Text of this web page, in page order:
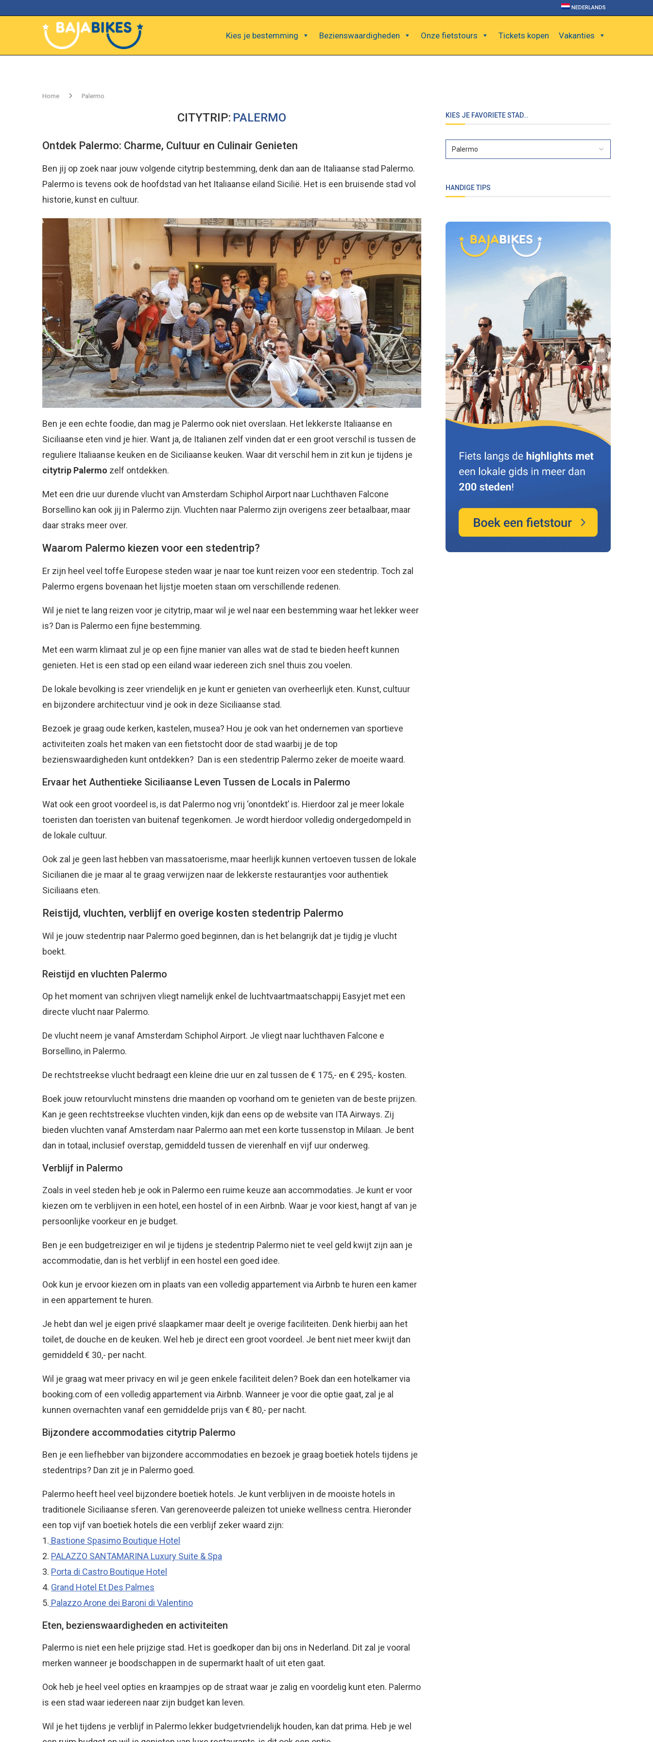
NEDERLANDS
Kies je bestemming Bezienswaardigheden Onze fietstours Tickets kopen Vakanties
Home Palermo
CITYTRIP: PALERMO
Ontdek Palermo: Charme, Cultuur en Culinair Genieten
Ben jij op zoek naar jouw volgende citytrip bestemming, denk dan aan de Italiaanse stad Palermo.
Palermo is tevens ook de hoofdstad van het Italiaanse eiland Sicilië. Het is een bruisende stad vol
historie, kunst en cultuur.
Ben je een echte foodie, dan mag je Palermo ook niet overslaan. Het lekkerste Italiaanse en
Siciliaanse eten vind je hier. Want ja, de Italianen zelf vinden dat er een groot verschil is tussen de
reguliere Italiaanse keuken en de Siciliaanse keuken. Waar dit verschil hem in zit kun je tijdens je
citytrip Palermo zelf ontdekken.
Met een drie uur durende vlucht van Amsterdam Schiphol Airport naar Luchthaven Falcone
Borsellino kan ook jij in Palermo zijn. Vluchten naar Palermo zijn overigens zeer betaalbaar, maar
daar straks meer over.
Waarom Palermo kiezen voor een stedentrip?
Er zijn heel veel toffe Europese steden waar je naar toe kunt reizen voor een stedentrip. Toch zal
Palermo ergens bovenaan het lijstje moeten staan om verschillende redenen.
Wil je niet te lang reizen voor je citytrip, maar wil je wel naar een bestemming waar het lekker weer
is? Dan is Palermo een fijne bestemming.
Met een warm klimaat zul je op een fijne manier van alles wat de stad te bieden heeft kunnen
genieten. Het is een stad op een eiland waar iedereen zich snel thuis zou voelen.
De lokale bevolking is zeer vriendelijk en je kunt er genieten van overheerlijk eten. Kunst, cultuur
en bijzondere architectuur vind je ook in deze Siciliaanse stad.
Bezoek je graag oude kerken, kastelen, musea? Hou je ook van het ondernemen van sportieve
activiteiten zoals het maken van een fietstocht door de stad waarbij je de top
bezienswaardigheden kunt ontdekken? Dan is een stedentrip Palermo zeker de moeite waard.
Ervaar het Authentieke Siciliaanse Leven Tussen de Locals in Palermo
Wat ook een groot voordeel is, is dat Palermo nog vrij ‘onontdekt’ is. Hierdoor zal je meer lokale
toeristen dan toeristen van buitenaf tegenkomen. Je wordt hierdoor volledig ondergedompeld in
de lokale cultuur.
Ook zal je geen last hebben van massatoerisme, maar heerlijk kunnen vertoeven tussen de lokale
Sicilianen die je maar al te graag verwijzen naar de lekkerste restaurantjes voor authentiek
Siciliaans eten.
Reistijd, vluchten, verblijf en overige kosten stedentrip Palermo
Wil je jouw stedentrip naar Palermo goed beginnen, dan is het belangrijk dat je tijdig je vlucht
boekt.
Reistijd en vluchten Palermo
Op het moment van schrijven vliegt namelijk enkel de luchtvaartmaatschappij Easyjet met een
directe vlucht naar Palermo.
De vlucht neem je vanaf Amsterdam Schiphol Airport. Je vliegt naar luchthaven Falcone e
Borsellino, in Palermo.
De rechtstreekse vlucht bedraagt een kleine drie uur en zal tussen de € 175,- en € 295,- kosten.
Boek jouw retourvlucht minstens drie maanden op voorhand om te genieten van de beste prijzen.
Kan je geen rechtstreekse vluchten vinden, kijk dan eens op de website van ITA Airways. Zij
bieden vluchten vanaf Amsterdam naar Palermo aan met een korte tussenstop in Milaan. Je bent
dan in totaal, inclusief overstap, gemiddeld tussen de vierenhalf en vijf uur onderweg.
Verblijf in Palermo
Zoals in veel steden heb je ook in Palermo een ruime keuze aan accommodaties. Je kunt er voor
kiezen om te verblijven in een hotel, een hostel of in een Airbnb. Waar je voor kiest, hangt af van je
persoonlijke voorkeur en je budget.
Ben je een budgetreiziger en wil je tijdens je stedentrip Palermo niet te veel geld kwijt zijn aan je
accommodatie, dan is het verblijf in een hostel een goed idee.
Ook kun je ervoor kiezen om in plaats van een volledig appartement via Airbnb te huren een kamer
in een appartement te huren.
Je hebt dan wel je eigen privé slaapkamer maar deelt je overige faciliteiten. Denk hierbij aan het
toilet, de douche en de keuken. Wel heb je direct een groot voordeel. Je bent niet meer kwijt dan
gemiddeld € 30,- per nacht.
Wil je graag wat meer privacy en wil je geen enkele faciliteit delen? Boek dan een hotelkamer via
booking.com of een volledig appartement via Airbnb. Wanneer je voor die optie gaat, zal je al
kunnen overnachten vanaf een gemiddelde prijs van € 80,- per nacht.
Bijzondere accommodaties citytrip Palermo
Ben je een liefhebber van bijzondere accommodaties en bezoek je graag boetiek hotels tijdens je
stedentrips? Dan zit je in Palermo goed.
Palermo heeft heel veel bijzondere boetiek hotels. Je kunt verblijven in de mooiste hotels in
traditionele Siciliaanse sferen. Van gerenoveerde paleizen tot unieke wellness centra. Hieronder
een top vijf van boetiek hotels die een verblijf zeker waard zijn:
1. Bastione Spasimo Boutique Hotel
2. PALAZZO SANTAMARINA Luxury Suite & Spa
3. Porta di Castro Boutique Hotel
4. Grand Hotel Et Des Palmes
5. Palazzo Arone dei Baroni di Valentino
Eten, bezienswaardigheden en activiteiten
Palermo is niet een hele prijzige stad. Het is goedkoper dan bij ons in Nederland. Dit zal je vooral
merken wanneer je boodschappen in de supermarkt haalt of uit eten gaat.
Ook heb je heel veel opties en kraampjes op de straat waar je zalig en voordelig kunt eten. Palermo
is een stad waar iedereen naar zijn budget kan leven.
Wil je het tijdens je verblijf in Palermo lekker budgetvriendelijk houden, kan dat prima. Heb je wel
KIES JE FAVORIETE STAD…
HANDIGE TIPS